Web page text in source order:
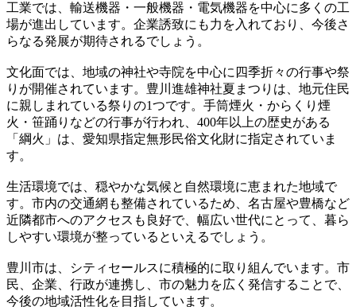
工業では、輸送機器・一般機器・電気機器を中心に多くの工
場が進出しています。企業誘致にも力を入れており、今後さ
らなる発展が期待されるでしょう。
文化面では、地域の神社や寺院を中心に四季折々の行事や祭
りが開催されています。豊川進雄神社夏まつりは、地元住民
に親しまれている祭りの1つです。手筒煙火・からくり煙
火・笹踊りなどの行事が行われ、400年以上の歴史がある
「綱火」は、愛知県指定無形民俗文化財に指定されていま
す。
生活環境では、穏やかな気候と自然環境に恵まれた地域で
す。市内の交通網も整備されているため、名古屋や豊橋など
近隣都市へのアクセスも良好で、幅広い世代にとって、暮ら
しやすい環境が整っているといえるでしょう。
豊川市は、シティセールスに積極的に取り組んでいます。市
民、企業、行政が連携し、市の魅力を広く発信することで、
今後の地域活性化を目指しています。